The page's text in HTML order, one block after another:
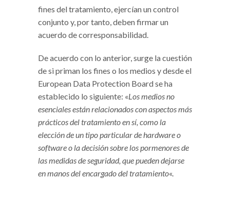
fines del tratamiento, ejercían un control
conjunto y, por tanto, deben firmar un
acuerdo de corresponsabilidad.
De acuerdo con lo anterior, surge la cuestión
de si priman los fines o los medios y desde el
European Data Protection Board se ha
establecido lo siguiente: «Los medios no
esenciales están relacionados con aspectos más
prácticos del tratamiento en sí, como la
elección de un tipo particular de hardware o
software o la decisión sobre los pormenores de
las medidas de seguridad, que pueden dejarse
en manos del encargado del tratamiento«.